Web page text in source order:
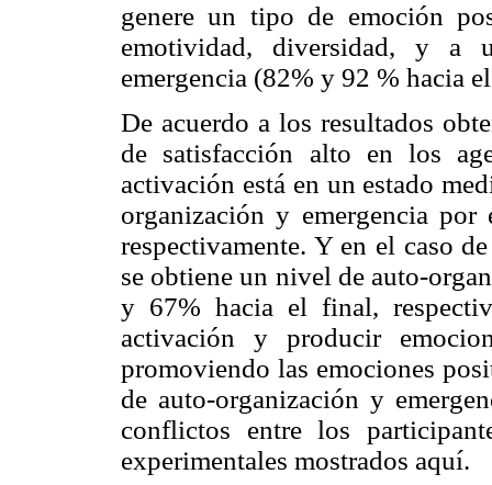
genere un tipo de emoción
emotividad, diversidad, y a
emergencia (82% y 92 % hacia
De acuerdo a los resultados
de satisfacción alto en los
activación está en un estado
organización y emergencia
respectivamente. Y en el caso
se obtiene un nivel de auto-
y 67% hacia el final,
activación y producir
promoviendo las emociones
de auto-organización y
conflictos entre los
experimentales mostrados aquí.